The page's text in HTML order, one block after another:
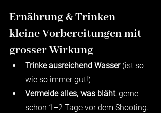
Ernährung & Trinken –
kleine Vorbereitungen mit
grosser Wirkung
Trinke ausreichend Wasser (ist so
wie so immer gut!)
Vermeide alles, was bläht, gerne
schon 1–2 Tage vor dem Shooting.